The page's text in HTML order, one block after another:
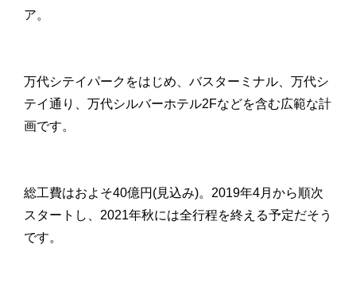
ア。
万代シテイパークをはじめ、バスターミナル、万代シ
テイ通り、万代シルバーホテル2Fなどを含む広範な計
画です。
総工費はおよそ40億円(見込み)。2019年4月から順次
スタートし、2021年秋には全行程を終える予定だそう
です。